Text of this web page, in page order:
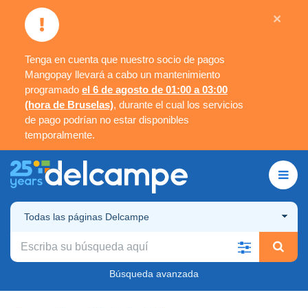
Tenga en cuenta que nuestro socio de pagos
Mangopay llevará a cabo un mantenimiento
programado el 6 de agosto de 01:00 a 03:00
(hora de Bruselas), durante el cual los servicios
de pago podrían no estar disponibles
temporalmente.
×
Todas las páginas Delcampe
Búsqueda avanzada